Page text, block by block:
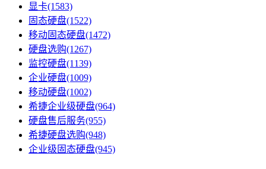
显卡(1583)
固态硬盘(1522)
移动固态硬盘(1472)
硬盘选购(1267)
监控硬盘(1139)
企业硬盘(1009)
移动硬盘(1002)
希捷企业级硬盘(964)
硬盘售后服务(955)
希捷硬盘选购(948)
企业级固态硬盘(945)